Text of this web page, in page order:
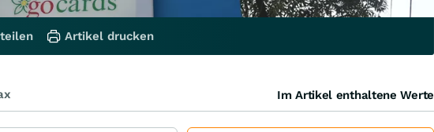
Artikel drucken
Im Artikel enthaltene Werte